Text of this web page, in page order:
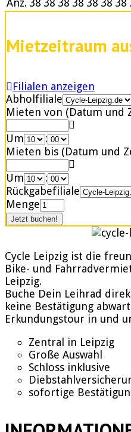
Anz. 38 38 38 38 38 38 38
Mietzeitraum
Filialen anzeigen
Abholfiliale
Mieten von (Datum und
Um
:
Mieten bis (Datum und
Um
:
Rückgabefiliale
Menge
Cycle Leipzig ist die
Bike- und
Leipzig.
Buche Dein Leihrad
keine Bestätigung
Erkundungstour in und
Zentral in Leipzig
Große Auswahl
Schloss inklusive
sofortige